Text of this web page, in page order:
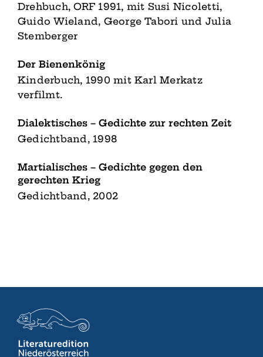
Drehbuch, ORF 1991, mit Susi Nicoletti,
Guido Wieland, George Tabori und Julia
Stemberger
Der Bienenkönig
Kinderbuch, 1990 mit Karl Merkatz
verfilmt.
Dialektisches – Gedichte zur rechten Zeit
Gedichtband, 1998
Martialisches – Gedichte gegen den
gerechten Krieg
Gedichtband, 2002